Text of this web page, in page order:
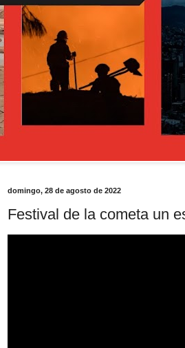
domingo, 28 de agosto de 2022
Festival de la cometa un